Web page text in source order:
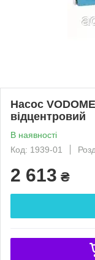
Насос
відцентровий
В наявності
Код: 1939-01
2 613 ₴